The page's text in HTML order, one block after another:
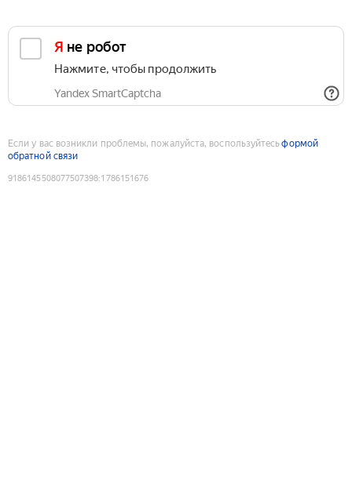
Я не робот
Нажмите, чтобы продолжить
Yandex SmartCaptcha
Если у вас возникли проблемы, пожалуйста, воспользуйтесьформой
обратной связи
9186145508077507398:1786151676